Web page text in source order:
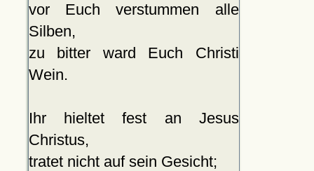
vor Euch verstummen alle
Silben,
zu bitter ward Euch Christi
Wein.
Ihr hieltet fest an Jesus
Christus,
tratet nicht auf sein Gesicht;